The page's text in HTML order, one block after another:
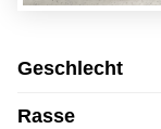
Geschlecht
Rasse